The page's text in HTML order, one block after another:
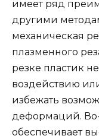
имеет ряд
другими
механическая
плазменного
резке пластик
воздействию
избежать
деформаций. Во-
обеспечивает